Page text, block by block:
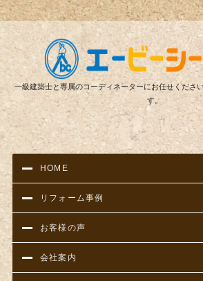
一級建築士と専属のコーディネーターにお任せくださ
す。
HOME
リフォーム事例
お客様の声
会社案内